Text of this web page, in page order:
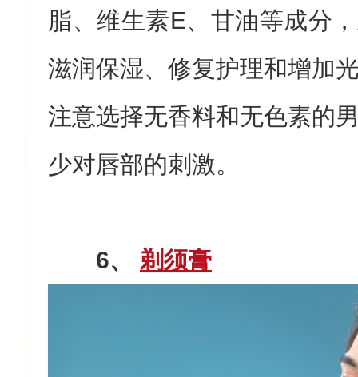
脂、维生素E、甘油等成分
滋润保湿、修复护理和增加
注意选择无香料和无色素的
少对唇部的刺激。
6、 剃须膏